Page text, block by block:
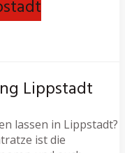
Lippstadt
lassen in Lippstadt?
ist die